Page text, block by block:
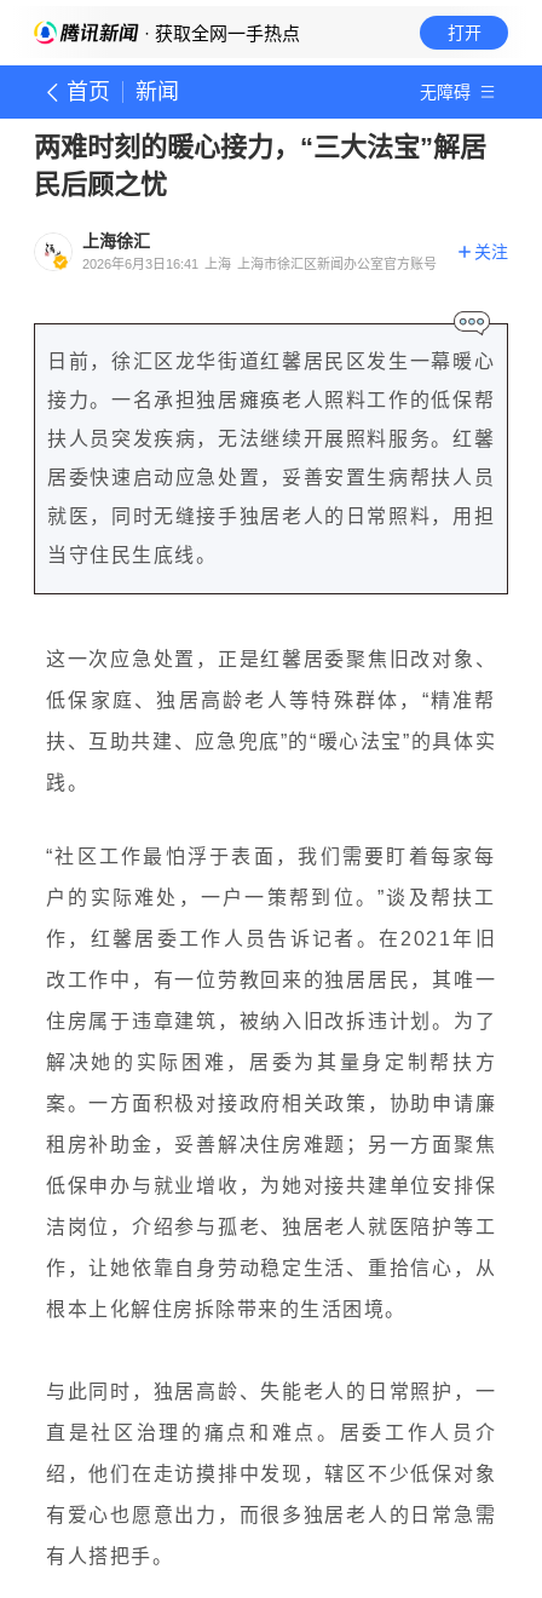
· 获取全网一手热点 打开
首页 新闻 无障碍
两难时刻的暖心接力，“三大法宝”解居
民后顾之忧
上海徐汇
2026年6月3日16:41 上海 上海市徐汇区新闻办公室官方账号
关注
日前，徐汇区龙华街道红馨居民区发生一幕暖心
接力。一名承担独居瘫痪老人照料工作的低保帮
扶人员突发疾病，无法继续开展照料服务。红馨
居委快速启动应急处置，妥善安置生病帮扶人员
就医，同时无缝接手独居老人的日常照料，用担
当守住民生底线。
这一次应急处置，正是红馨居委聚焦旧改对象、
低保家庭、独居高龄老人等特殊群体，“精准帮
扶、互助共建、应急兜底”的“暖心法宝”的具体实
践。
“社区工作最怕浮于表面，我们需要盯着每家每
户的实际难处，一户一策帮到位。”谈及帮扶工
作，红馨居委工作人员告诉记者。在2021年旧
改工作中，有一位劳教回来的独居居民，其唯一
住房属于违章建筑，被纳入旧改拆违计划。为了
解决她的实际困难，居委为其量身定制帮扶方
案。一方面积极对接政府相关政策，协助申请廉
租房补助金，妥善解决住房难题；另一方面聚焦
低保申办与就业增收，为她对接共建单位安排保
洁岗位，介绍参与孤老、独居老人就医陪护等工
作，让她依靠自身劳动稳定生活、重拾信心，从
根本上化解住房拆除带来的生活困境。
与此同时，独居高龄、失能老人的日常照护，一
直是社区治理的痛点和难点。居委工作人员介
绍，他们在走访摸排中发现，辖区不少低保对象
有爱心也愿意出力，而很多独居老人的日常急需
有人搭把手。